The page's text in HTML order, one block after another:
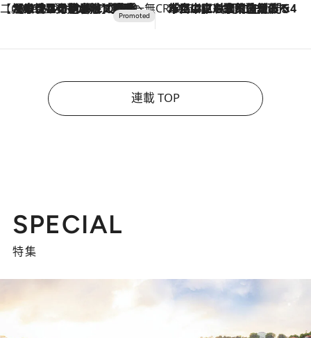
【CREA×星野リゾート】唯一無二。癒しと発見が待つ場所へ
2026.8.7
【トンボの足水浴】ヒノキの香りに包まれて涼感マックス！約13℃の湧水かけ流しを避暑地「星野温泉 トンボの湯」で体験 CREA'S CHOICE
2026.8.7
「立川にも歌舞伎があるんだよ」 片岡仁左衛門・市川中車ら豪華座組みで4年目の立川立飛歌舞伎へ
連載 TOP
SPECIAL
特集